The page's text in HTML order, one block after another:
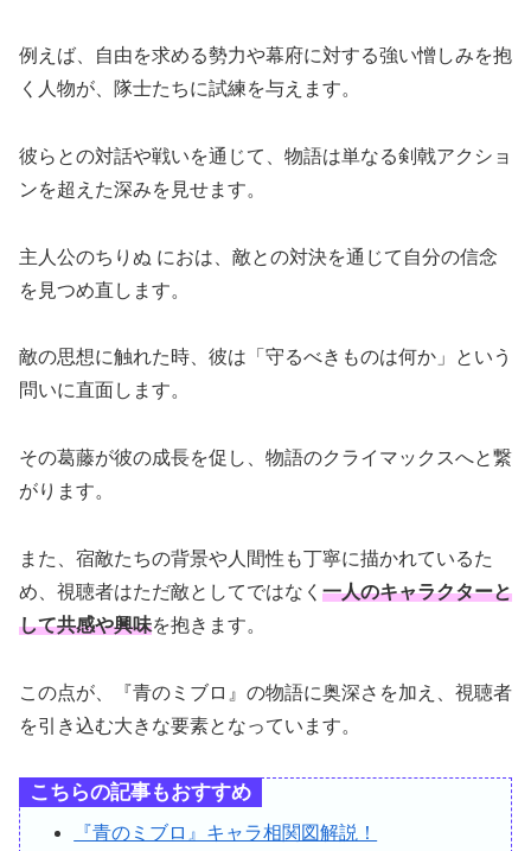
例えば、自由を求める勢力や幕府に対する強い憎しみを抱
く人物が、隊士たちに試練を与えます。
彼らとの対話や戦いを通じて、物語は単なる剣戟アクショ
ンを超えた深みを見せます。
主人公のちりぬ におは、敵との対決を通じて自分の信念
を見つめ直します。
敵の思想に触れた時、彼は「守るべきものは何か」という
問いに直面します。
その葛藤が彼の成長を促し、物語のクライマックスへと繋
がります。
また、宿敵たちの背景や人間性も丁寧に描かれているた
め、視聴者はただ敵としてではなく 一人のキャラクターと
して共感や興味を抱きます。
この点が、『青のミブロ』の物語に奥深さを加え、視聴者
を引き込む大きな要素となっています。
こちらの記事もおすすめ
『青のミブロ』キャラ相関図解説！